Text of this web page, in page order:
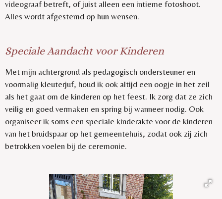
videograaf betreft, of juist alleen een intieme fotoshoot.
Alles wordt afgestemd op hun wensen.
Speciale Aandacht voor Kinderen
Met mijn achtergrond als pedagogisch ondersteuner en
voormalig kleuterjuf, houd ik ook altijd een oogje in het zeil
als het gaat om de kinderen op het feest. Ik zorg dat ze zich
veilig en goed vermaken en spring bij wanneer nodig. Ook
organiseer ik soms een speciale kinderakte voor de kinderen
van het bruidspaar op het gemeentehuis, zodat ook zij zich
betrokken voelen bij de ceremonie.